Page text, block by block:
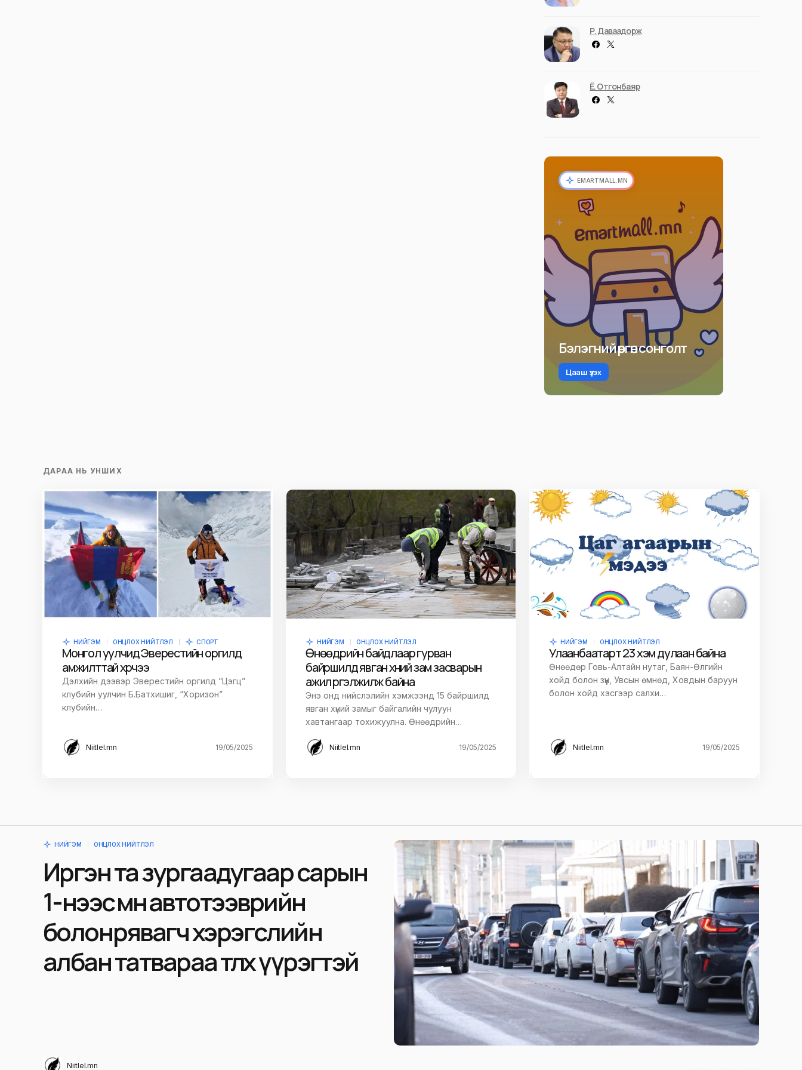
Р. Даваадорж
Ё. Отгонбаяр
EMARTMALL.MN
Бэлэгний өргөн сонголт
Цааш үзэх
ДАРАА НЬ УНШИХ
НИЙГЭМ ОНЦЛОХ НИЙТЛЭЛ СПОРТ
Монгол уулчид Эверестийн оргилд
амжилттай хүрчээ
Дэлхийн дээвэр Эверестийн оргилд “Цэгц”
клубийн уулчин Б.Батхишиг, “Хоризон”
клубийн…
Niitlel.mn 19/05/2025
НИЙГЭМ ОНЦЛОХ НИЙТЛЭЛ
Өнөөдрийн байдлаар гурван
байршилд явган хүний зам засварын
ажил үргэлжилж байна
Энэ онд нийслэлийн хэмжээнд 15 байршилд
явган хүний замыг байгалийн чулуун
хавтангаар тохижуулна. Өнөөдрийн…
Niitlel.mn 19/05/2025
НИЙГЭМ ОНЦЛОХ НИЙТЛЭЛ
Улаанбаатарт 23 хэм дулаан байна
Өнөөдөр Говь-Алтайн нутаг, Баян-Өлгийн
хойд болон зүүн, Увсын өмнөд, Ховдын баруун
болон хойд хэсгээр салхи…
Niitlel.mn 19/05/2025
НИЙГЭМ ОНЦЛОХ НИЙТЛЭЛ
Иргэн та зургаадугаар сарын
1-нээс өмнө автотээврийн
болон өөрөө явагч хэрэгслийн
албан татвараа төлөх үүрэгтэй
Niitlel.mn